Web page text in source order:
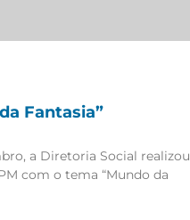
Fantasia”
a Diretoria Social realizou
com o tema “Mundo da